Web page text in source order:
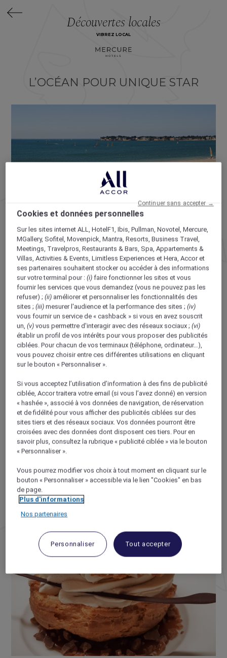
Découvertes locales
VIBREZ LOCAL
L’OCÉAN POUR UNIQUE STAR
FACE À LA MER
HÔTEL MERCURE LA BAULE MAJESTIC
Neuf kilomètres de plage se déroulent sous
vos yeux. Même avec votre longue-vue, vous
n’en voyez pas le bout. Bienvenue à La
Baule, station du littoral atlantique qui se
targue d’avoir la plus longue baie d’Europe.
C’est là la seule vanité qu’elle se permet. Car
ici, même les people se font discrets. L’océan
est l’unique star et se découvre à pied, à
cheval ou sur un voilier. Pour ne pas perdre
une goutte de ce spectacle, embarquez au
Mercure La Baule Majestic. En bord de
plage, cet hôtel de style Art déco
entièrement rénové offre une vue
imprenable sur la mer. À quelques
kilomètres de là, ne ratez pas les marais
salants de Guérande.
Cookies et données personnelles
Sur les sites internet ALL, HotelF1, Ibis, Pullman, Novotel, Mercure,
MGallery, Sofitel, Movenpick, Mantra, Resorts, Business Travel,
Meetings, Travelpros, Restaurants & Bars, Spa, Appartements &
Villas, Activities & Events, Limitless Experiences et Hera,Accor et
ses partenaires souhaitent stocker ou accéder à des informations
sur votre terminal pour :(i) faire fonctionner les sites et vous
fournir les services que vous demandez (vous ne pouvez pas les
refuser) ;(ii) améliorer et personnaliser les fonctionnalités des
sites ;(iii) mesurer l'audience et la performance des sites ;(iv)
vous fournir un service de « cashback » si vous en avez souscrit
un,(v) vous permettre d'interagir avec des réseaux sociaux ;(vi)
établir un profil de vos intérêts pour vous proposer des publicités
ciblées. Pour chacun de vos terminaux (téléphone, ordinateur…),
vous pouvez choisir entre ces différentes utilisations en cliquant
sur le bouton « Personnaliser ».
Si vous acceptez l’utilisation d’information à des fins de publicité
ciblée, Accor traitera votre email (si vous l’avez donné) en version
« hashée », associé à vos données de navigation, de réservation
et de fidélité pour vous afficher des publicités ciblées sur des
sites tiers et des réseaux sociaux. Vos données pourront être
croisées avec des données dont disposent ces tiers. Pour en
savoir plus, consultez la rubrique « publicité ciblée » via le bouton
« Personnaliser ».
Vous pourrez modifier vos choix à tout moment en cliquant sur le
bouton « Personnaliser » accessible via le lien "Cookies" en bas
de page.
Plus d'informations
Nos partenaires
Personnaliser Tout accepter
Continuer sans accepter →